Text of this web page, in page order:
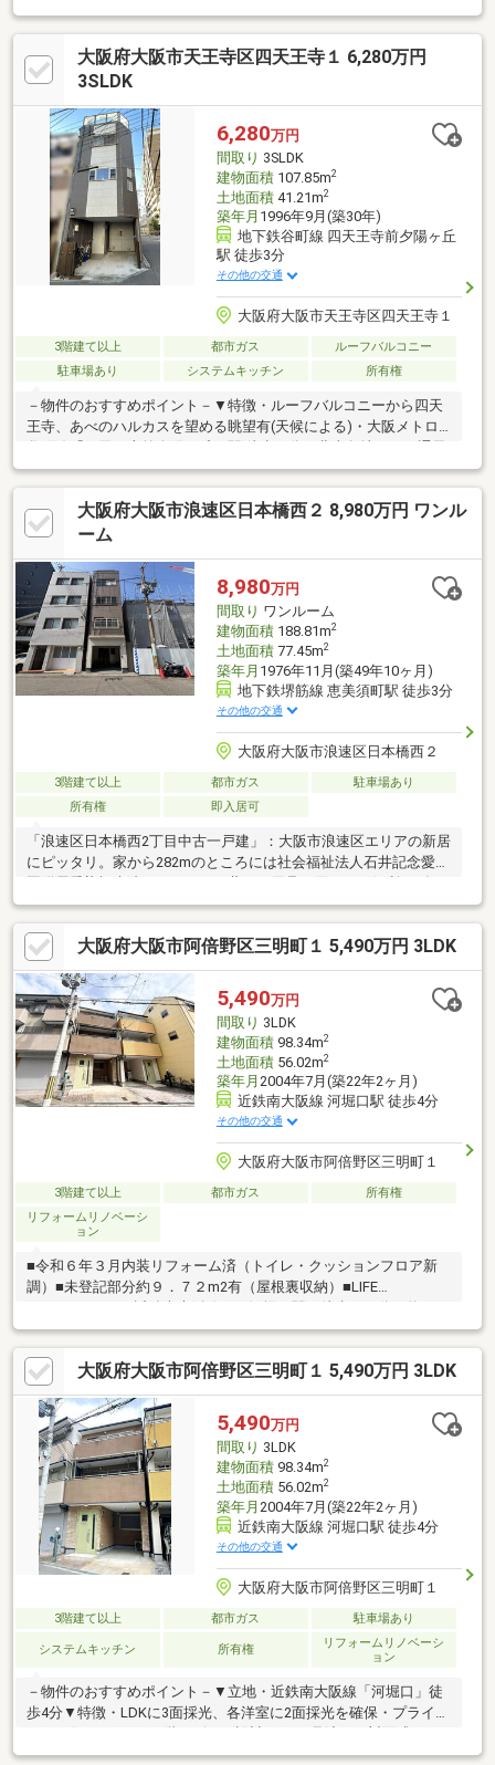
市立文の里中学校 約270ｍ―ちょっとしたお買い物に便利―・万
代天王寺店 約300ｍ・阪急オアシスあべの店 約400ｍ・セブン
イレブン阿倍野高松店 約270ｍ・スギ薬局林寺店 約700ｍ・ホ
ームセンターコーナン天王寺店 約290ｍ
大阪府大阪市天王寺区四天王寺１ 6,280万円
3SLDK
6,280万円
間取り 3SLDK
建物面積107.85m2
土地面積41.21m2
築年月 1996年9月(築30年)
地下鉄谷町線 四天王寺前夕陽ヶ丘
駅 徒歩3分
その他の交通
大阪府大阪市天王寺区四天王寺１
3階建て以上 都市ガス
ルーフバルコニー
駐車場あり
システムキッチン 所有権
－物件のおすすめポイント－▼特徴・ルーフバルコニーから四天
王寺、あべのハルカスを望める眺望有(天候による)・大阪メトロ
良好▼2005年10月内装リフォーム・増改築履歴【交換】キッチ
ン、浴室、洗面化粧台 等【その他】3階東側洋室・4階増築、ルー
フバルコニー造作、床・クロス張替(全室) 他※2005年10月 増築未
登記1階車庫部分3階洋室部分4階納戸・廊下部分※容積率は前面道
━━━━━・・・物件の詳細・ご相談はお気軽にお問合わせくだ
さい。
大阪府大阪市浪速区日本橋西２ 8,980万円 ワンル
ーム
8,980万円
間取り ワンルーム
建物面積188.81m2
土地面積77.45m2
築年月 1976年11月(築49年10ヶ月)
地下鉄堺筋線 恵美須町駅 徒歩3分
その他の交通
大阪府大阪市浪速区日本橋西２
3階建て以上 都市ガス
駐車場あり
所有権
即入居可
「浪速区日本橋西2丁目中古一戸建」：大阪市浪速区エリアの新居
にピッタリ。家から282mのところには社会福祉法人石井記念愛染
園附属愛染橋病院があります。薬や日用品を買うのに便利なダイ
コクドラッグ 日本橋5丁目店まで198mです。今回紹介するのは、
建物面積が188.81平米。日当たりを重視している方に適した南側
道路になります。8980万円も納得の、充実した設備環境のある物
件です。2駅利用できる場所にあるので利便性が高いです。
大阪府大阪市阿倍野区三明町１ 5,490万円 3LDK
5,490万円
間取り 3LDK
建物面積98.34m2
土地面積56.02m2
築年月 2004年7月(築22年2ヶ月)
近鉄南大阪線 河堀口駅 徒歩4分
その他の交通
大阪府大阪市阿倍野区三明町１
3階建て以上 都市ガス
所有権
リフォームリノベーシ
ョン
■令和６年３月内装リフォーム済（トイレ・クッションフロア新
調）■未登記部分約９．７２m2有（屋根裏収納）■LIFE
５ｍ）・大阪環状線 天王寺駅 徒歩 ９分（約７１９
ｍ）・大阪市御堂筋線 天王寺 徒歩 ９分（約７１８ｍ）・
あべのハルカス 徒歩１０分（約８００ｍ）・阪急オ
アシスあべの店 徒歩 ４分（約２５０ｍ）・大阪市立常盤
小学校 徒歩 ６分（約４５０ｍ）・大阪市立文の里中学
校 徒歩 ５分（約３５０ｍ）
大阪府大阪市阿倍野区三明町１ 5,490万円 3LDK
5,490万円
間取り 3LDK
建物面積98.34m2
土地面積56.02m2
築年月 2004年7月(築22年2ヶ月)
近鉄南大阪線 河堀口駅 徒歩4分
その他の交通
大阪府大阪市阿倍野区三明町１
3階建て以上 都市ガス 駐車場あり
システムキッチン 所有権
リフォームリノベーシ
ョン
－物件のおすすめポイント－▼立地・近鉄南大阪線「河堀口」徒
歩4分▼特徴・LDKに3面採光、各洋室に2面採光を確保・プライバ
シーが保たれやすい2階リビング設計・LDを見渡せる対面式キッ
チン、食洗機付・洗面室に勝手口有・全居室に収納付・2階・3階